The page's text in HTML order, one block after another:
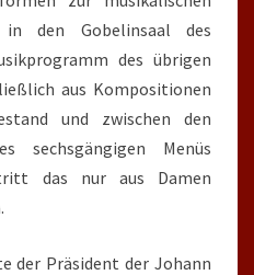
in den Gobelinsaal des
des übrigen
aus Kompositionen
und zwischen den
sechsgängigen Menüs
das nur aus Damen
der Präsident der Johann